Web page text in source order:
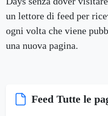
un lettore di feed per
ogni volta che viene
una nuova pagina.
Feed Tutte le